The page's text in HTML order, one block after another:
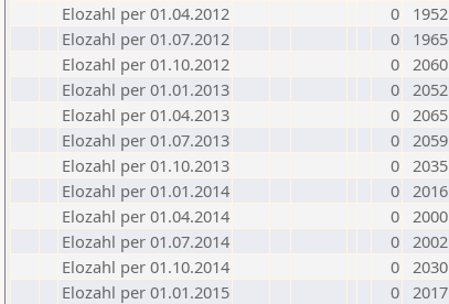
Elozahl per 01.04.2012
0
1952
Elozahl per 01.07.2012
0
1965
Elozahl per 01.10.2012
0 2060
Elozahl per 01.01.2013
0 2052
Elozahl per 01.04.2013
0 2065
Elozahl per 01.07.2013
0 2059
Elozahl per 01.10.2013
0 2035
Elozahl per 01.01.2014
0 2016
Elozahl per 01.04.2014
0 2000
Elozahl per 01.07.2014
0 2002
Elozahl per 01.10.2014
0 2030
Elozahl per 01.01.2015
0 2017